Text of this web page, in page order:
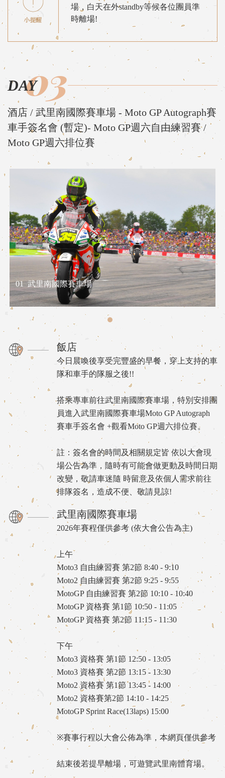
場，白天在外standby等候各位團員準
時離場!
DAY03
酒店 / 武里南國際賽車場 - Moto GP Autograph賽
車手簽名會 (暫定)- Moto GP週六自由練習賽 /
Moto GP週六排位賽
01 武里南國際賽車場
飯店
今日晨喚後享受完豐盛的早餐，穿上支持的車
隊和車手的隊服之後!!
搭乘專車前往武里南國際賽車場，特別安排團
員進入武里南國際賽車場Moto GP Autograph
賽車手簽名會 +觀看Moto GP週六排位賽。
註：簽名會的時間及相關規定皆 依以大會現
場公告為準，隨時有可能會做更動及時間日期
改變，敬請車迷隨 時留意及依個人需求前往
排隊簽名，造成不便、敬請見諒!
武里南國際賽車場
2026年賽程僅供參考 (依大會公告為主)
上午
Moto3 自由練習賽 第2節 8:40 - 9:10
Moto2 自由練習賽 第2節 9:25 - 9:55
MotoGP 自由練習賽 第2節 10:10 - 10:40
MotoGP 資格賽 第1節 10:50 - 11:05
MotoGP 資格賽 第2節 11:15 - 11:30
下午
Moto3 資格賽 第1節 12:50 - 13:05
Moto3 資格賽 第2節 13:15 - 13:30
Moto2 資格賽 第1節 13:45 - 14:00
Moto2 資格賽第2節 14:10 - 14:25
MotoGP Sprint Race(13laps) 15:00
※賽事行程以大會公佈為準，本網頁僅供參考
結束後若提早離場，可遊覽武里南體育場。